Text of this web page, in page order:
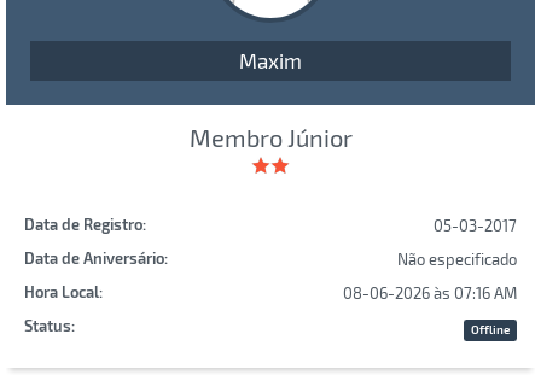
Maxim
Membro Júnior
Data de Registro:
05-03-2017
Data de Aniversário:
Não especificado
Hora Local:
08-06-2026 às 07:16 AM
Status:
Offline